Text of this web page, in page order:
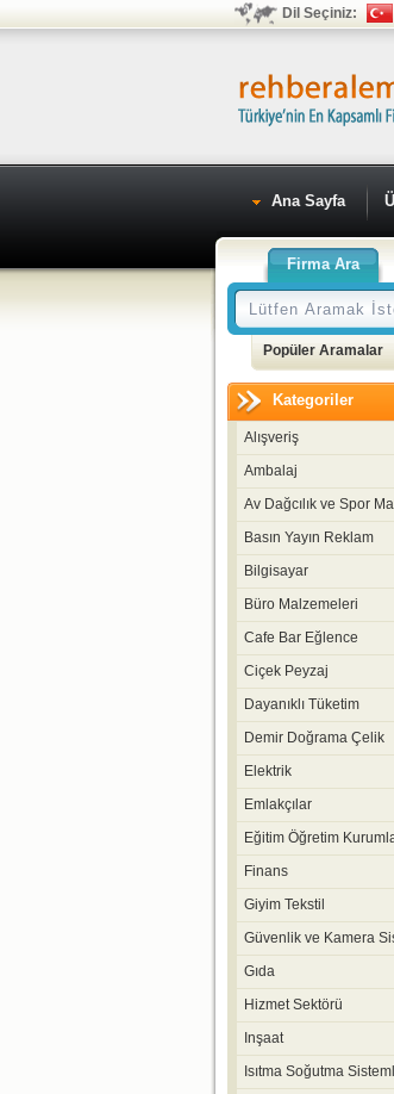
Dil Seçiniz:
Ana Sayfa
Firma Ara
Popüler Aramalar
Kategoriler
Alışveriş
Ambalaj
Av Dağcılık ve Spor
Basın Yayın Reklam
Bilgisayar
Büro Malzemeleri
Cafe Bar Eğlence
Ciçek Peyzaj
Dayanıklı Tüketim
Demir Doğrama Çelik
Elektrik
Emlakçılar
Eğitim Öğretim
Finans
Giyim Tekstil
Güvenlik ve Kamera
Gıda
Hizmet Sektörü
Inşaat
Isıtma Soğutma